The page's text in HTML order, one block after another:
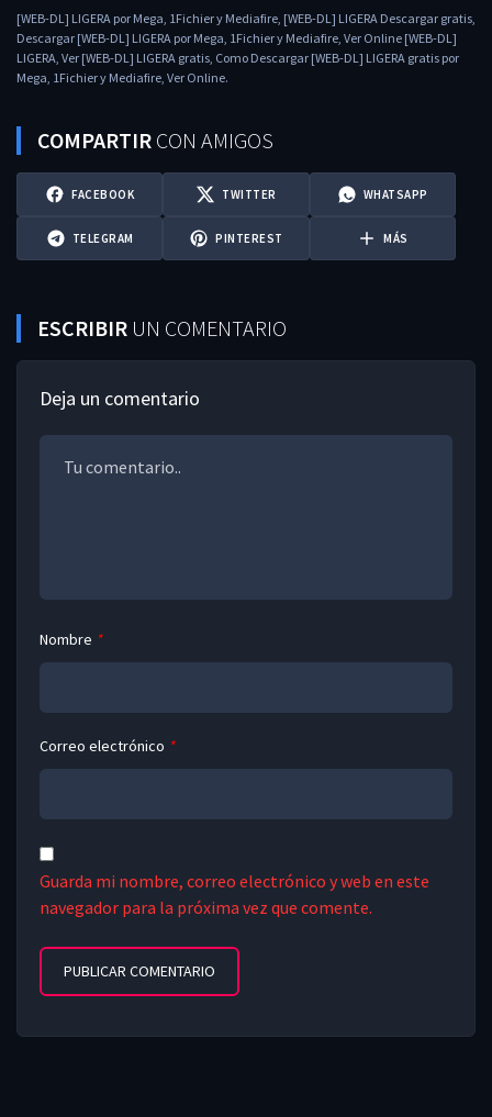
[WEB-DL] LIGERA por Mega, 1Fichier y Mediafire, [WEB-DL] LIGERA Descargar gratis,
Descargar [WEB-DL] LIGERA por Mega, 1Fichier y Mediafire, Ver Online [WEB-DL]
LIGERA, Ver [WEB-DL] LIGERA gratis, Como Descargar [WEB-DL] LIGERA gratis por
Mega, 1Fichier y Mediafire, Ver Online.
COMPARTIR CON AMIGOS
FACEBOOK TWITTER WHATSAPP
TELEGRAM PINTEREST MÁS
ESCRIBIR UN COMENTARIO
Deja un comentario
Nombre *
Correo electrónico *
Guarda mi nombre, correo electrónico y web en este
navegador para la próxima vez que comente.